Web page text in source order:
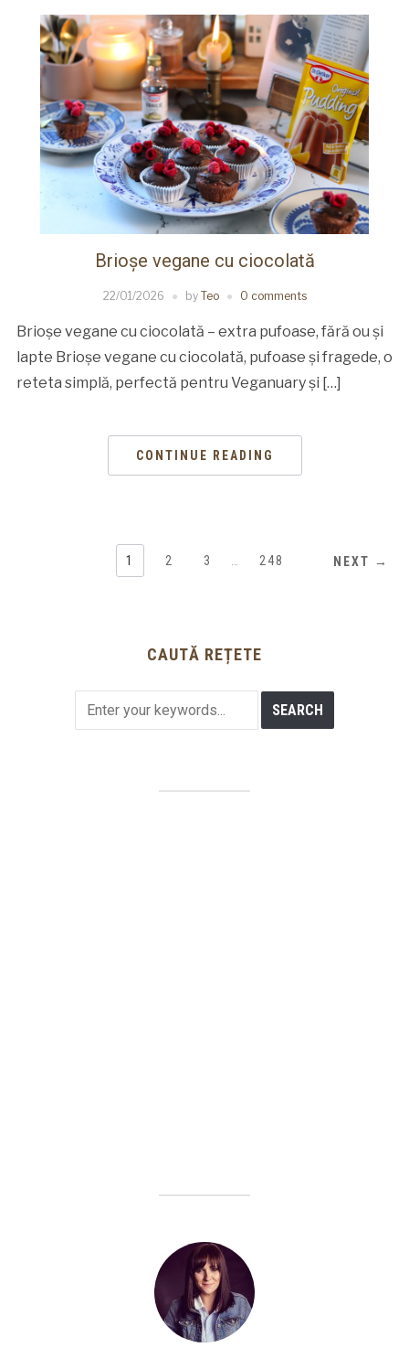
Brioșe vegane cu ciocolată
22/01/2026 by Teo 0 comments
Brioșe vegane cu ciocolată – extra pufoase, fără ou și
lapte Brioșe vegane cu ciocolată, pufoase și fragede, o
reteta simplă, perfectă pentru Veganuary și […]
CONTINUE READING
1 2 3 248 NEXT →
CAUTĂ REȚETE